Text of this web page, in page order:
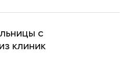
с
клиник